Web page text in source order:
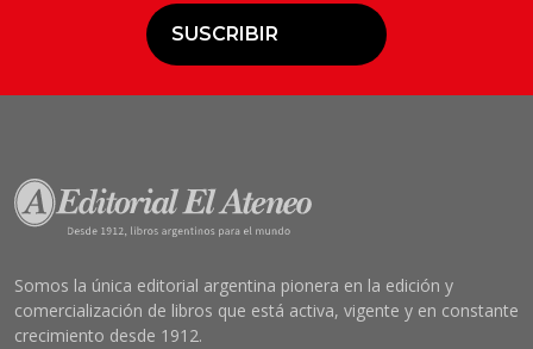
SUSCRIBIR
Somos la única editorial argentina pionera en la edición y
comercialización de libros que está activa, vigente y en constante
crecimiento desde 1912.